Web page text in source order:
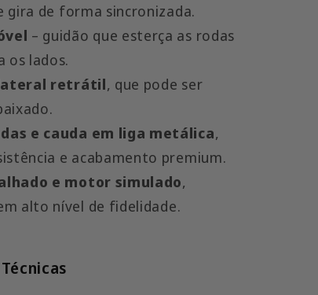
gira de forma sincronizada.
– guidão que esterça as rodas
os lados.
retrátil, que pode ser
e cauda em liga metálica,
e acabamento premium.
e motor simulado,
alto nível de fidelidade.